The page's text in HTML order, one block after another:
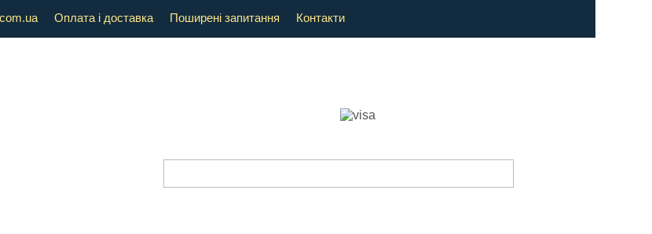
Оплата і доставка Поширені запитання Контакти